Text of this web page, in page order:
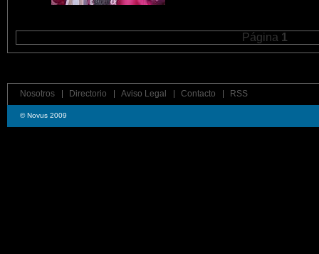
Página 1
Nosotros Directorio Aviso Legal Contacto RSS
© Novus 2009